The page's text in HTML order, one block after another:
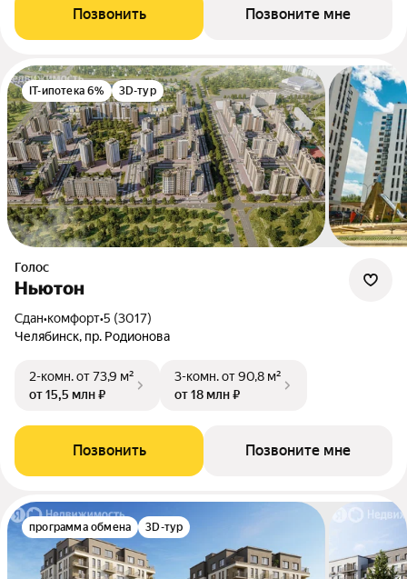
Позвонить Позвоните мне
IT-ипотека 6% 3D-тур
Голос
Ньютон
Сдан•комфорт•5 (3017)
Челябинск, пр. Родионова
2-комн.от 73,9 м²
от 15,5 млн ₽
3-комн.от 90,8 м²
от 18 млн ₽
Позвонить Позвоните мне
программа обмена 3D-тур